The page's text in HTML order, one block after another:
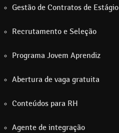
Gestão de Contratos de Estágio
Recrutamento e Seleção
Programa Jovem Aprendiz
Abertura de vaga gratuita
Conteúdos para RH
Agente de integração